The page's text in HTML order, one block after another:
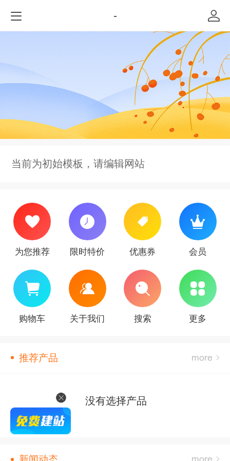
-
当前为初始模板，请编辑网站
为您推荐 限时特价 优惠券 会员
购物车 关于我们 搜索 更多
推荐产品
没有选择产品